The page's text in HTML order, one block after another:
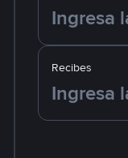
Recibes